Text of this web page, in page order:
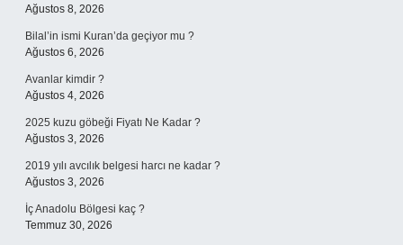
Ağustos 8, 2026
Bilal’in ismi Kuran’da geçiyor mu ?
Ağustos 6, 2026
Avanlar kimdir ?
Ağustos 4, 2026
2025 kuzu göbeği Fiyatı Ne Kadar ?
Ağustos 3, 2026
2019 yılı avcılık belgesi harcı ne kadar ?
Ağustos 3, 2026
İç Anadolu Bölgesi kaç ?
Temmuz 30, 2026